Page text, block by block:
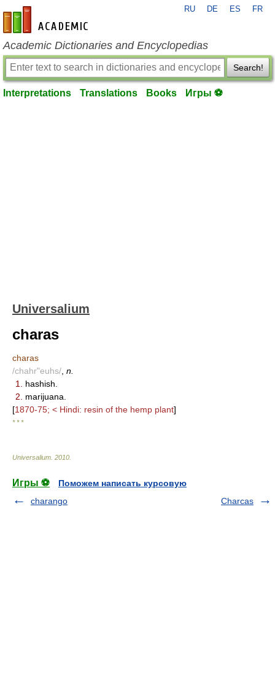
en-academic.com
RU DE ES FR
Academic Dictionaries and Encyclopedias
Search!
Interpretations Translations Books Игры ⚽
Universalium
charas
charas
/chahr"euhs/ n.
1.
hashish.
2.
marijuana.
[1870-75; < Hindi: resin of the hemp plant]
* * *
Universalium 2010
Игры ⚽
Поможем написать курсовую
charango
Charcas